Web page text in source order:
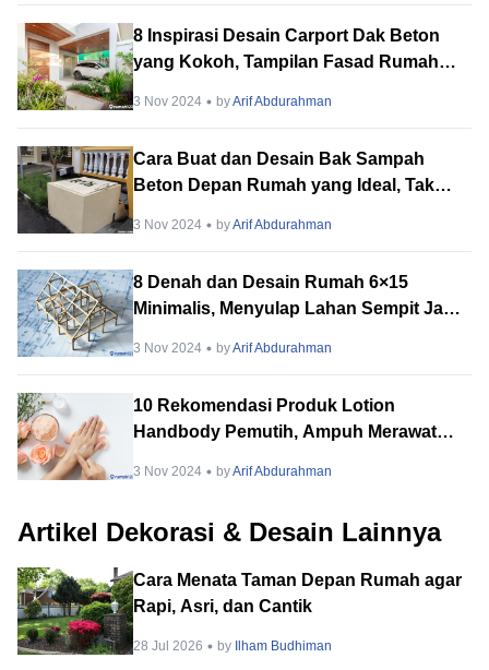
8 Inspirasi Desain Carport Dak Beton
yang Kokoh, Tampilan Fasad Rumah
3 Nov 2024 byArif Abdurahman
Cara Buat dan Desain Bak Sampah
Beton Depan Rumah yang Ideal, Tak
3 Nov 2024 byArif Abdurahman
8 Denah dan Desain Rumah 6×15
Minimalis, Menyulap Lahan Sempit Jadi
3 Nov 2024 byArif Abdurahman
10 Rekomendasi Produk Lotion
Handbody Pemutih, Ampuh Merawat
3 Nov 2024 byArif Abdurahman
Artikel Dekorasi & Desain Lainnya
Cara Menata Taman Depan Rumah agar
Rapi, Asri, dan Cantik
28 Jul 2026 by Ilham Budhiman